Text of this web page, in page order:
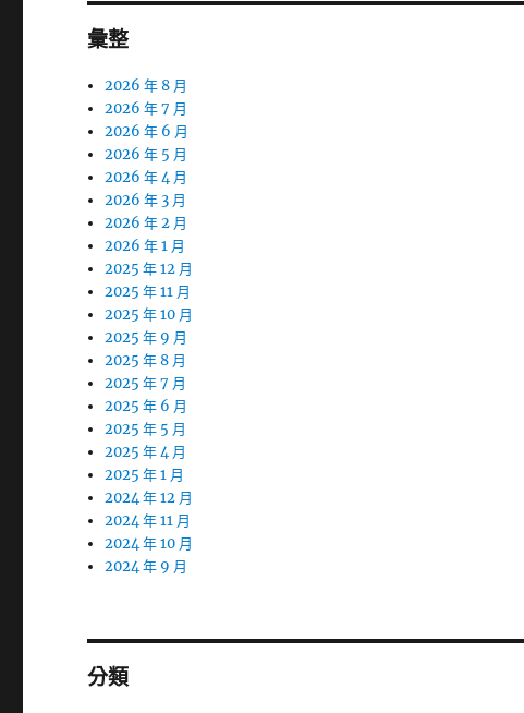
彙整
2026 年 8 月
2026 年 7 月
2026 年 6 月
2026 年 5 月
2026 年 4 月
2026 年 3 月
2026 年 2 月
2026 年 1 月
2025 年 12 月
2025 年 11 月
2025 年 10 月
2025 年 9 月
2025 年 8 月
2025 年 7 月
2025 年 6 月
2025 年 5 月
2025 年 4 月
2025 年 1 月
2024 年 12 月
2024 年 11 月
2024 年 10 月
2024 年 9 月
分類